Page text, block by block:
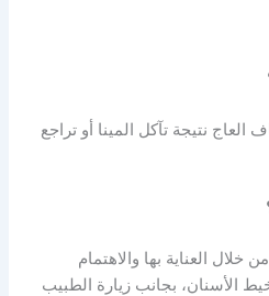
نتيجة تآكل المينا أو تراجع
العناية بها والاهتمام
الأسنان، بجانب زيارة الطبيب